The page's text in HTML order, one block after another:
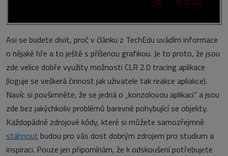
Asi se budete divit, proč v článku z TechEdu uvádím informace
o nějaké hře a to ještě s příšenou grafikou. Je to proto, že jsou
zde velice dobře využity možnosti CLR 2.0 tracing aplikace
(loguje se veškerá činnost jak uživatele tak reakce apliakce).
Navíc si povšimněte, že se jedná o „konzolovou aplikaci“ a jsou
zde bez jakýchkoliv problémů barevné pohybující se objekty.
Každopádně zdrojové kódy, které si můžete samozřejmně
stáhnout budou pro vás dost dobrým zdrojem pro studium a
inspiraci. Pouze jen připomínám, že k odskoušení potřebujete